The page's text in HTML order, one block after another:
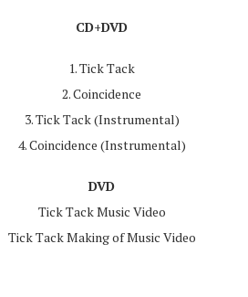
CD+DVD
1. Tick Tack
2. Coincidence
3. Tick Tack (Instrumental)
4. Coincidence (Instrumental)
DVD
Tick Tack Music Video
Tick Tack Making of Music Video